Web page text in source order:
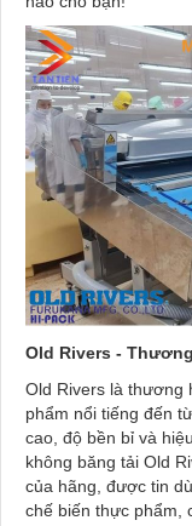
Old Rivers -
Old Rivers là thương
phẩm nổi tiếng đến
cao, độ bền bỉ và
không băng tải Old
của hãng, được tin
chế biến thực phẩm,